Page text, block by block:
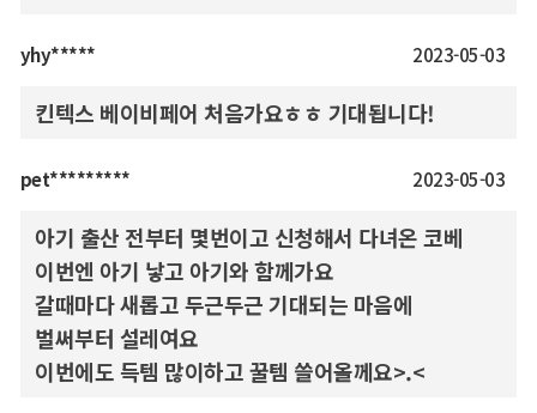
yhy***** 2023-05-03
킨텍스 베이비페어 처음가요ㅎㅎ 기대됩니다!
pet********* 2023-05-03
아기 출산 전부터 몇번이고 신청해서 다녀온 코베
이번엔 아기 낳고 아기와 함께가요
갈때마다 새롭고 두근두근 기대되는 마음에
벌써부터 설레여요
이번에도 득템 많이하고 꿀템 쓸어올께요>.<